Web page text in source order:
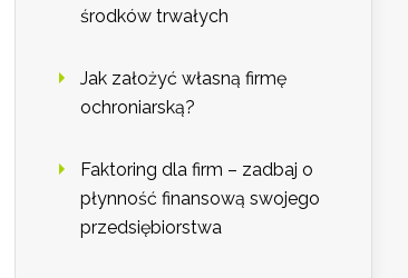
środków trwałych
Jak założyć własną firmę
ochroniarską?
Faktoring dla firm – zadbaj o
płynność finansową swojego
przedsiębiorstwa